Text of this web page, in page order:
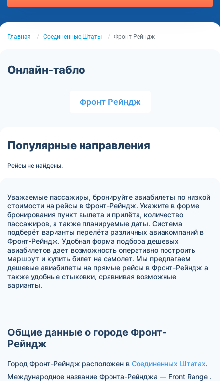
Главная Соединенные Штаты Фронт-Рейндж
Онлайн-табло
Фронт Рейндж
Популярные направления
Рейсы не найдены.
Уважаемые пассажиры, бронируйте авиабилеты по низкой
стоимости на рейсы в Фронт-Рейндж. Укажите в форме
бронирования пункт вылета и прилёта, количество
пассажиров, а также планируемые даты. Система
подберёт варианты перелёта различных авиакомпаний в
Фронт-Рейндж. Удобная форма подбора дешевых
авиабилетов дает возможность оперативно построить
маршрут и купить билет на самолет. Мы предлагаем
дешевые авиабилеты на прямые рейсы в Фронт-Рейндж а
также удобные стыковки, сравнивая возможные
варианты.
Общие данные о городе Фронт-
Рейндж
Город Фронт-Рейндж расположен в Соединенных Штатах.
Международное название Фронта-Рейнджа — Front Range .